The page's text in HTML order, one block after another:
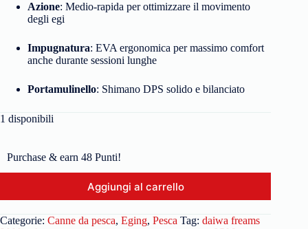
Azione: Medio-rapida per ottimizzare il movimento
degli egi
Impugnatura: EVA ergonomica per massimo comfort
anche durante sessioni lunghe
Portamulinello: Shimano DPS solido e bilanciato
1 disponibili
Purchase & earn 48 Punti!
Aggiungi al carrello
Categorie: Canne da pesca, Eging, Pesca Tag: daiwa freams